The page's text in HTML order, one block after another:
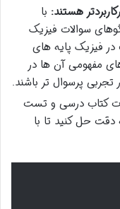
هستند: با
سوالات فیزیک
فیزیک پایه های
مفهومی آن ها در
پرسوال تر باشند.
کتاب درسی و تست
دقت حل کنید تا با